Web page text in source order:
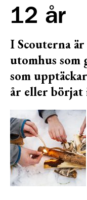
12 år
I Scouterna
utomhus som
som
år eller börjat